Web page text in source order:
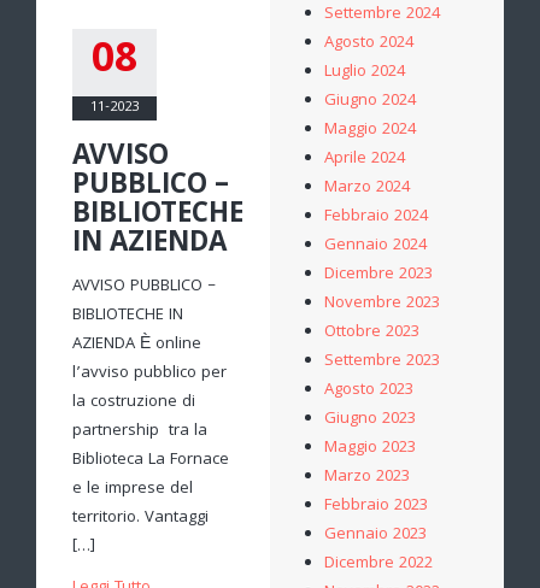
08
11-2023
AVVISO
PUBBLICO –
BIBLIOTECHE
IN AZIENDA
AVVISO PUBBLICO –
BIBLIOTECHE IN
AZIENDA È online
l’avviso pubblico per
la costruzione di
partnership tra la
Biblioteca La Fornace
e le imprese del
territorio. Vantaggi
[…]
Settembre 2024
Agosto 2024
Luglio 2024
Giugno 2024
Maggio 2024
Aprile 2024
Marzo 2024
Febbraio 2024
Gennaio 2024
Dicembre 2023
Novembre 2023
Ottobre 2023
Settembre 2023
Agosto 2023
Giugno 2023
Maggio 2023
Marzo 2023
Febbraio 2023
Gennaio 2023
Dicembre 2022